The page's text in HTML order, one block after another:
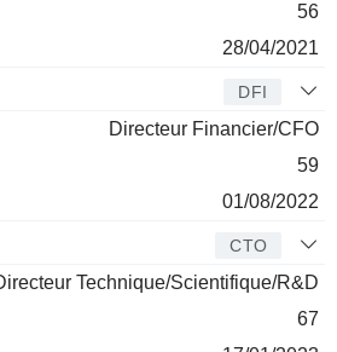
56
28/04/2021
DFI
Directeur Financier/CFO
59
01/08/2022
CTO
Technique/Scientifique/R&D
67